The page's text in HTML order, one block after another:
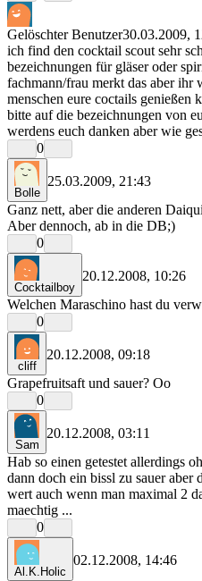
Gelöschter Benutzer30.03.2009,
ich find den cocktail scout sehr
bezeichnungen für gläser oder
fachmann/frau merkt das aber ihr
menschen eure coctails genießen
bitte auf die bezeichnungen von
werdens euch danken aber wie
0
Bolle
25.03.2009, 21:43
Ganz nett, aber die anderen
Aber dennoch, ab in die DB;)
0
Cocktailboy
20.12.2008, 10:26
Welchen Maraschino hast du
0
cliff
20.12.2008, 09:18
Grapefruitsaft und sauer? Oo
0
Sam
20.12.2008, 03:11
Hab so einen getestet allerdings
dann doch ein bissl zu sauer aber
wert auch wenn man maximal 2
maechtig ...
0
Al.K.Holic
02.12.2008, 14:46